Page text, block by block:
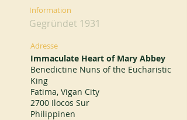
Information
Gegründet 1931
Adresse
Immaculate Heart of Mary Abbey
Benedictine Nuns of the Eucharistic
King
Fatima, Vigan City
2700 Ilocos Sur
Philippinen